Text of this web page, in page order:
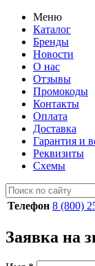
Меню
Каталог
Бренды
Новости
О нас
Отзывы
Промокоды
Контакты
Оплата
Доставка
Гарантия и
Реквизиты
Схемы
Телефон 8 (800)
Заявка на